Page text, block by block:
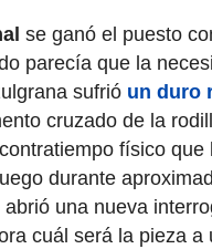
se ganó el puesto
parecía que la
sufrió un duro
cruzado de la
físico
durante
una nueva
cuál será la pieza